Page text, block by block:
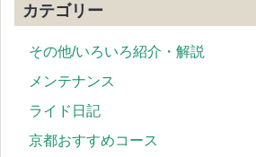
カテゴリー
その他/いろいろ紹介・解説
メンテナンス
ライド日記
京都おすすめコース